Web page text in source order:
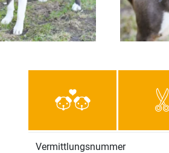
Vermittlungsnummer